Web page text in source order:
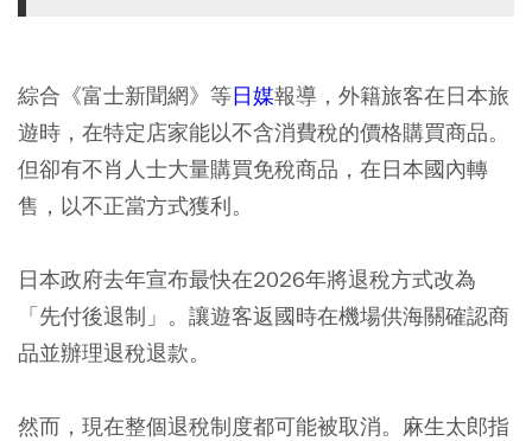
綜合《富士新聞網》等日媒報導，外籍旅客在日本旅
遊時，在特定店家能以不含消費稅的價格購買商品。
但卻有不肖人士大量購買免稅商品，在日本國內轉
售，以不正當方式獲利。
日本政府去年宣布最快在2026年將退稅方式改為
「先付後退制」。讓遊客返國時在機場供海關確認商
品並辦理退稅退款。
然而，現在整個退稅制度都可能被取消。麻生太郎指